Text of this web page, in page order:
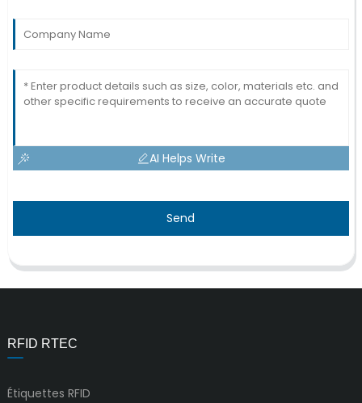
AI Helps Write
Send
RFID RTEC
Étiquettes RFID